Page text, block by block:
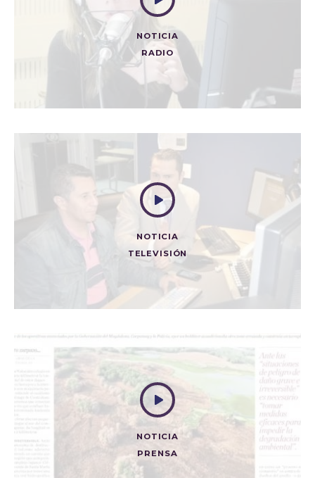
NOTICIA
RADIO
EL ROBO PÚBLICO Y PRIVADO DE LA UNP
Radio
NOTICIA
TELEVISIÓN
LAS ÚLTIMAS REVELACIONES DEL HOLOCAUSTO
Televisión
NOTICIA
PRENSA
ASÍ SE ESTÁN ROBANDO A PEDAZOS LA CIÉNAGA